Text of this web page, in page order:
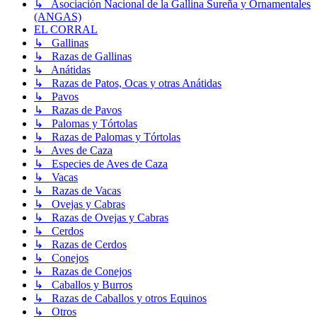
↳ Asociación Nacional de la Gallina Sureña y Ornamentales
(ANGAS)
EL CORRAL
↳ Gallinas
↳ Razas de Gallinas
↳ Anátidas
↳ Razas de Patos, Ocas y otras Anátidas
↳ Pavos
↳ Razas de Pavos
↳ Palomas y Tórtolas
↳ Razas de Palomas y Tórtolas
↳ Aves de Caza
↳ Especies de Aves de Caza
↳ Vacas
↳ Razas de Vacas
↳ Ovejas y Cabras
↳ Razas de Ovejas y Cabras
↳ Cerdos
↳ Razas de Cerdos
↳ Conejos
↳ Razas de Conejos
↳ Caballos y Burros
↳ Razas de Caballos y otros Equinos
↳ Otros